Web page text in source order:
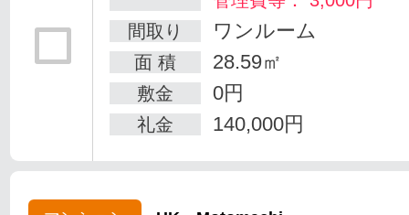
間取り
ワンルーム
面 積 28.59㎡
敷金 0円
礼金 140,000円